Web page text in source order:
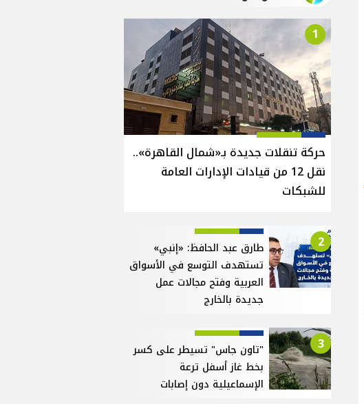
1
حركة تنقلات جديدة بـ«شمال القاهرة»..
نقل 12 من قيادات الإدارات العامة
للشبكات
2
طارق عبد الحافظ: «إنبي»
تستهدف التوسع في الأسواق
العربية وفتح مجالات عمل
جديدة بالخارج
3
"تاون جاس" تسيطر على كسر
بخط غاز أسفل ترعة
الإسماعيلية دون إصابات